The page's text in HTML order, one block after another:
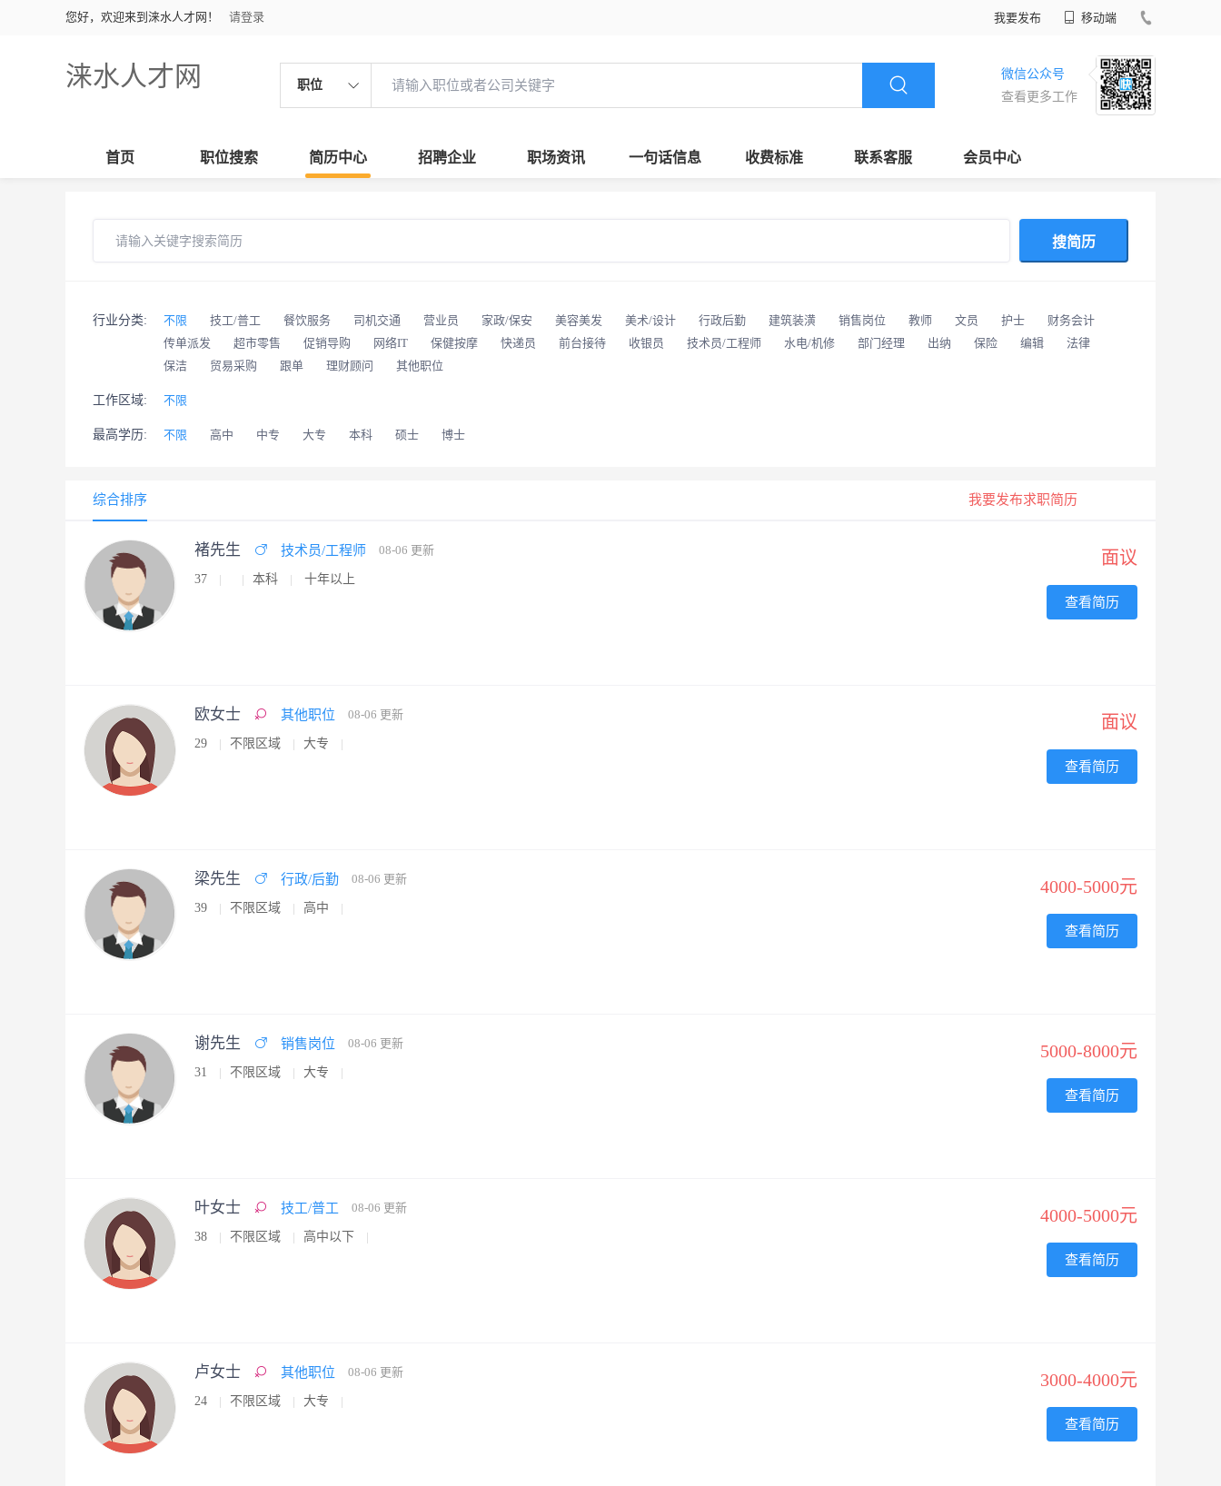
您好，欢迎来到涞水人才网！ 请登录 我要发布 移动端
涞水人才网 职位
微信公众号
查看更多工作
首页 职位搜索 简历中心 招聘企业 职场资讯 一句话信息 收费标准 联系客服 会员中心
搜简历
行业分类: 不限 技工/普工 餐饮服务 司机交通 营业员 家政/保安 美容美发 美术/设计 行政后勤 建筑装潢 销售岗位 教师 文员 护士
财务会计
传单派发
超市零售 促销导购 网络IT 保健按摩 快递员 前台接待 收银员 技术员/工程师 水电/机修 部门经理 出纳 保险 编辑
法律
保洁
贸易采购 跟单 理财顾问 其他职位
工作区域: 不限
最高学历: 不限 高中 中专 大专 本科 硕士 博士
综合排序 我要发布求职简历
褚先生 技术员/工程师 08-06 更新
37 本科 十年以上
面议
查看简历
欧女士 其他职位 08-06 更新
29 不限区域 大专
面议
查看简历
梁先生 行政/后勤 08-06 更新
39 不限区域 高中
4000-5000元
查看简历
谢先生 销售岗位 08-06 更新
31 不限区域 大专
5000-8000元
查看简历
叶女士 技工/普工 08-06 更新
38 不限区域 高中以下
4000-5000元
查看简历
卢女士 其他职位 08-06 更新
24 不限区域 大专
3000-4000元
查看简历